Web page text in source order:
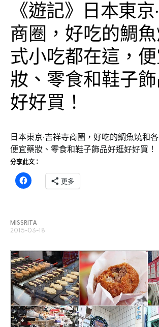
《遊記》日本東
商圈，好吃的鯛
式小吃都在這，
妝、零食和鞋子
好好買！
日本東京‧吉祥寺商圈，好吃的鯛魚燒和
便宜藥妝、零食和鞋子飾品好逛好好買！
分享此文：
更多
MISSRITA
2015-03-18